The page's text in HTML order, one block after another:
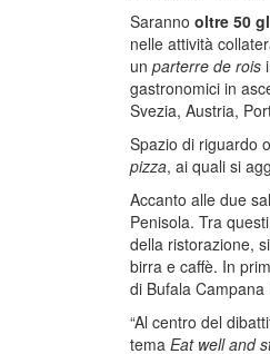
Saranno oltre 50
nelle attività
un parterre de rois
gastronomici in
Svezia, Austria,
Spazio di riguardo
pizza, ai quali si
Accanto alle due
Penisola. Tra
della ristorazione,
birra e caffè. In
di Bufala Campana
“Al centro del
tema Eat well and